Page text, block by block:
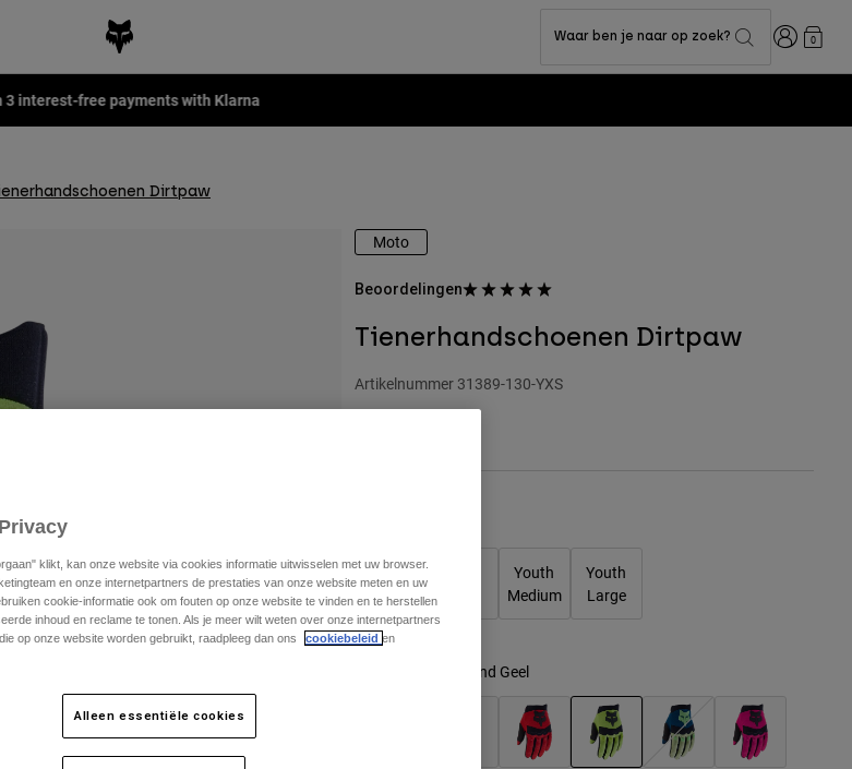
Waar ben je naar op zoek? Inloggen
0
LAB Capsule Collection -Shop now
Dirtpaw
Moto
Beoordelingen
Tienerhandschoenen Dirtpaw
Artikelnummer 31389-130-YXS
Youth X-
Small
geselecteerd
Youth
Medium
Youth
Large
Fluorescerend Geel
klikt, kan onze website via cookies informatie uitwisselen met uw browser.
en onze internetpartners de prestaties van onze website meten en uw
cookie-informatie ook om fouten op onze website te vinden en te herstellen
inhoud en reclame te tonen. Als je meer wilt weten over onze internetpartners
op onze website worden gebruikt, raadpleeg dan ons
cookiebeleid en
Alleen essentiële cookies